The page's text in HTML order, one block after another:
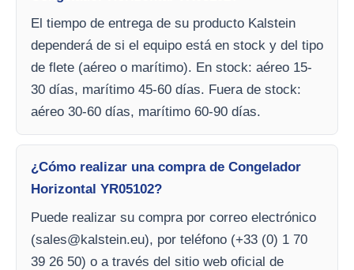
El tiempo de entrega de su producto Kalstein
dependerá de si el equipo está en stock y del tipo
de flete (aéreo o marítimo). En stock: aéreo 15-
30 días, marítimo 45-60 días. Fuera de stock:
aéreo 30-60 días, marítimo 60-90 días.
¿Cómo realizar una compra de Congelador
Horizontal YR05102?
Puede realizar su compra por correo electrónico
(sales@kalstein.eu), por teléfono (+33 (0) 1 70
39 26 50) o a través del sitio web oficial de